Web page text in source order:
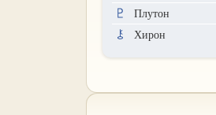
Плутон
Хирон